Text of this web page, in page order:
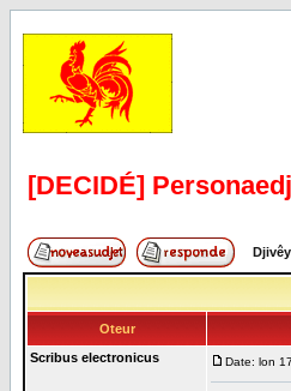
[DECIDÉ]
Oteur
Scribus electronicus
Date: lon